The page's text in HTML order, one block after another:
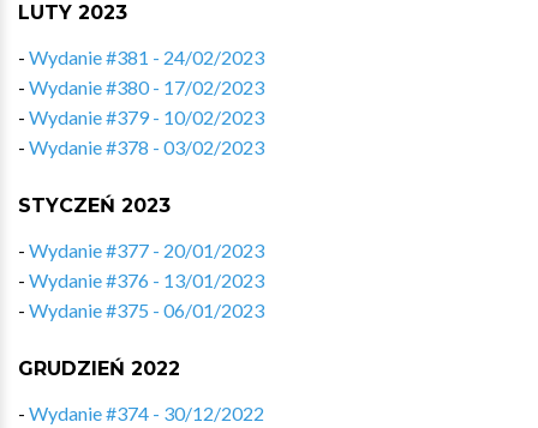
LUTY 2023
- Wydanie #381 - 24/02/2023
- Wydanie #380 - 17/02/2023
- Wydanie #379 - 10/02/2023
- Wydanie #378 - 03/02/2023
STYCZEŃ 2023
- Wydanie #377 - 20/01/2023
- Wydanie #376 - 13/01/2023
- Wydanie #375 - 06/01/2023
GRUDZIEŃ 2022
- Wydanie #374 - 30/12/2022